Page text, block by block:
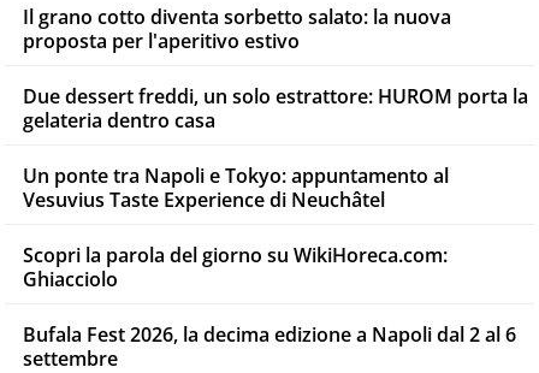
Il grano cotto diventa sorbetto salato: la nuova
proposta per l'aperitivo estivo
Due dessert freddi, un solo estrattore: HUROM porta la
gelateria dentro casa
Un ponte tra Napoli e Tokyo: appuntamento al
Vesuvius Taste Experience di Neuchâtel
Scopri la parola del giorno su WikiHoreca.com:
Ghiacciolo
Bufala Fest 2026, la decima edizione a Napoli dal 2 al 6
settembre